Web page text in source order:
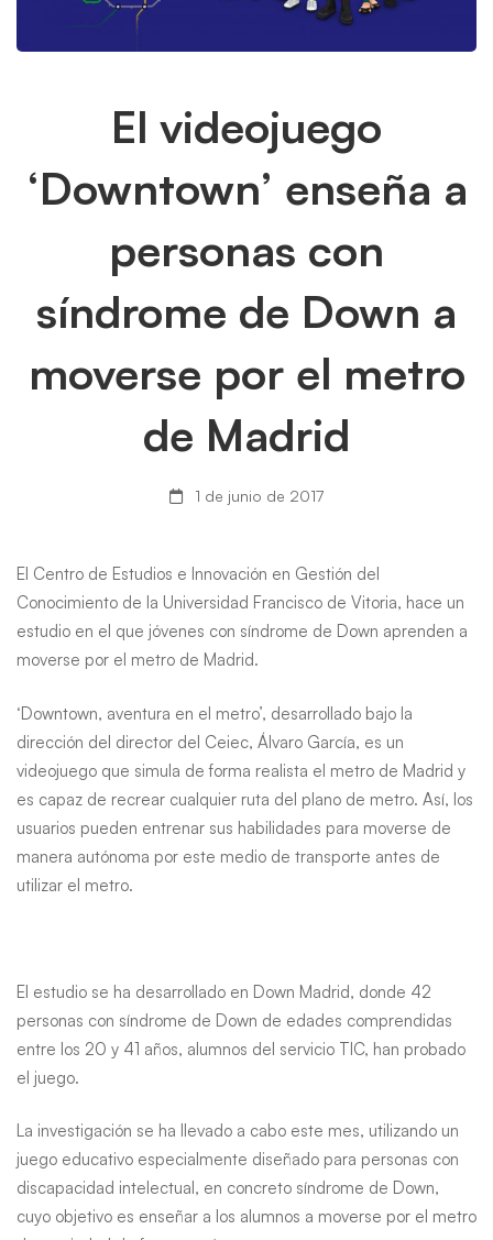
videojuego
‘Downtown’
enseña
personas
síndrome
Down
a
moverse
por
el
metro
de
El videojuego
‘Downtown’ enseña a
personas con
síndrome de Down a
moverse por el metro
de Madrid
1 de junio de 2017
El Centro de Estudios e Innovación en Gestión del
Conocimiento de la Universidad Francisco de Vitoria, hace un
estudio en el que jóvenes con síndrome de Down aprenden a
moverse por el metro de Madrid.
‘Downtown, aventura en el metro’, desarrollado bajo la
dirección del director del Ceiec, Álvaro García, es un
videojuego que simula de forma realista el metro de Madrid y
es capaz de recrear cualquier ruta del plano de metro. Así, los
usuarios pueden entrenar sus habilidades para moverse de
manera autónoma por este medio de transporte antes de
utilizar el metro.
El estudio se ha desarrollado en Down Madrid, donde 42
personas con síndrome de Down de edades comprendidas
entre los 20 y 41 años, alumnos del servicio TIC, han probado
el juego.
La investigación se ha llevado a cabo este mes, utilizando un
juego educativo especialmente diseñado para personas con
discapacidad intelectual, en concreto síndrome de Down,
cuyo objetivo es enseñar a los alumnos a moverse por el metro